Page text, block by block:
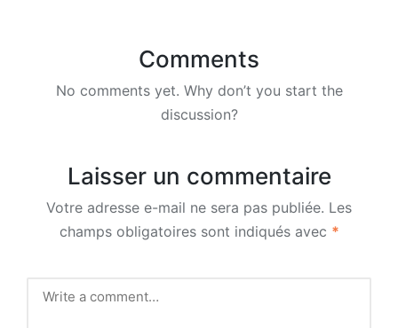
Comments
No comments yet. Why don’t you start the
discussion?
Laisser un commentaire
Votre adresse e-mail ne sera pas publiée. Les
champs obligatoires sont indiqués avec *